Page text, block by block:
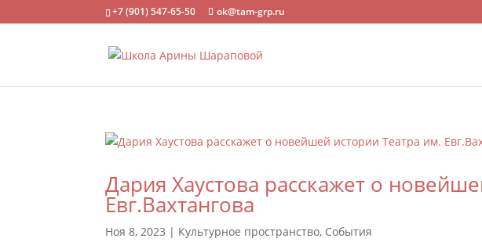
+7 (901) 547-65-50 ok@tam-grp.ru
Дария Хаустова расскажет о
Евг.Вахтангова
Ноя 8, 2023 | Культурное пространство, События